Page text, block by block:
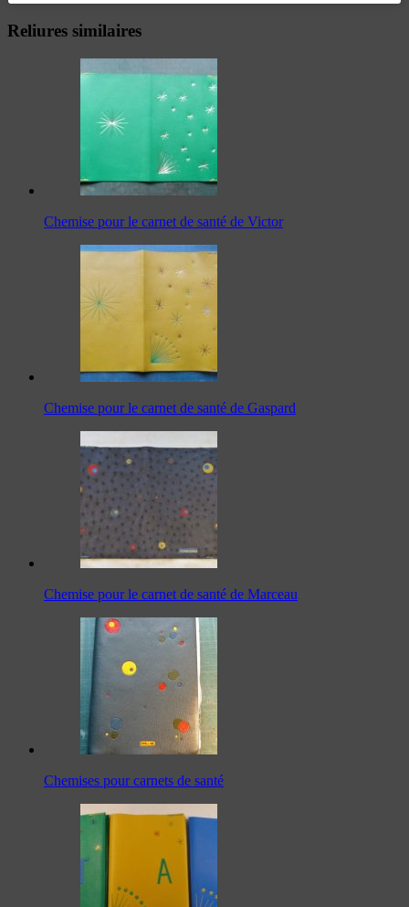
Reliures similaires
Chemise pour le carnet de santé de Victor
Chemise pour le carnet de santé de Gaspard
Chemise pour le carnet de santé de Marceau
Chemises pour carnets de santé